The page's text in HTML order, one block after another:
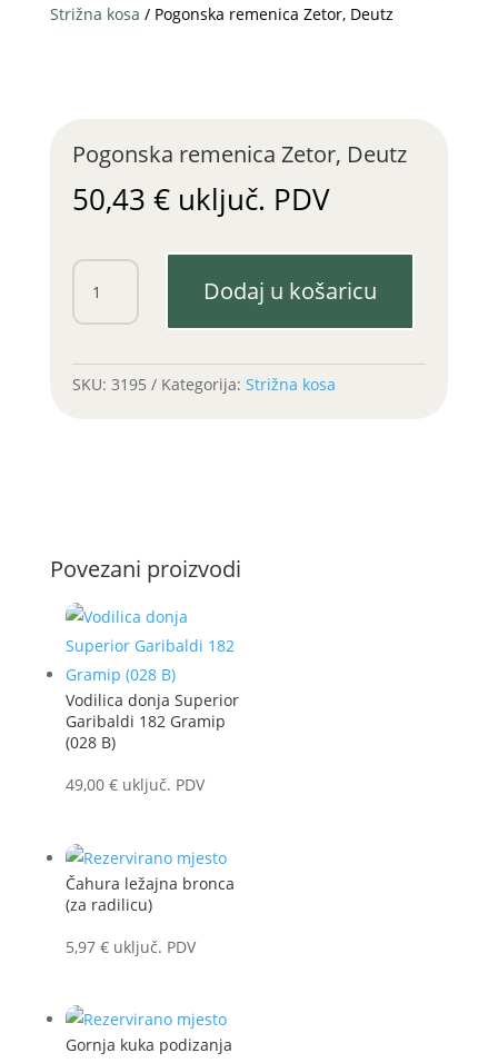
Strižna kosa / Pogonska remenica Zetor, Deutz
Pogonska remenica Zetor, Deutz
50,43 € uključ. PDV
Pogonska
remenica
Zetor,
Dodaj u košaricu
SKU: 3195 Kategorija: Strižna kosa
Povezani proizvodi
Vodilica donja Superior
Garibaldi 182 Gramip
(028 B)
49,00 € uključ. PDV
Čahura ležajna bronca
(za radilicu)
5,97 € uključ. PDV
Gornja kuka podizanja